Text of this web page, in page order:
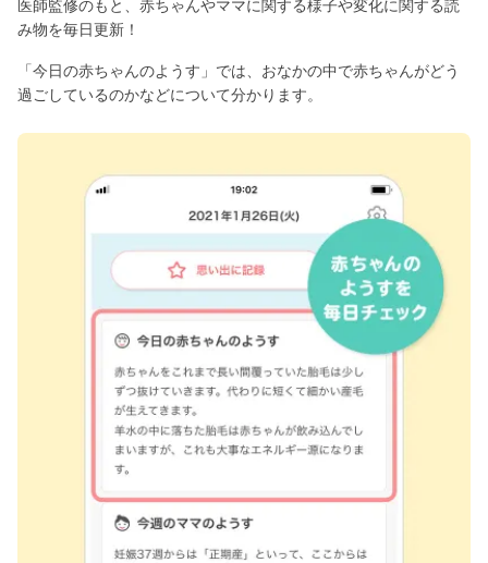
医師監修のもと、赤ちゃんやママに関する様子や変化に関する読
み物を毎日更新！
「今日の赤ちゃんのようす」では、おなかの中で赤ちゃんがどう
過ごしているのかなどについて分かります。